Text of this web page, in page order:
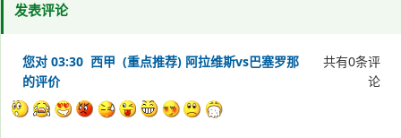
发表评论
您对 03:30 西甲 (重点推荐) 阿拉维斯vs巴塞罗那
的评价
共有0条评
论